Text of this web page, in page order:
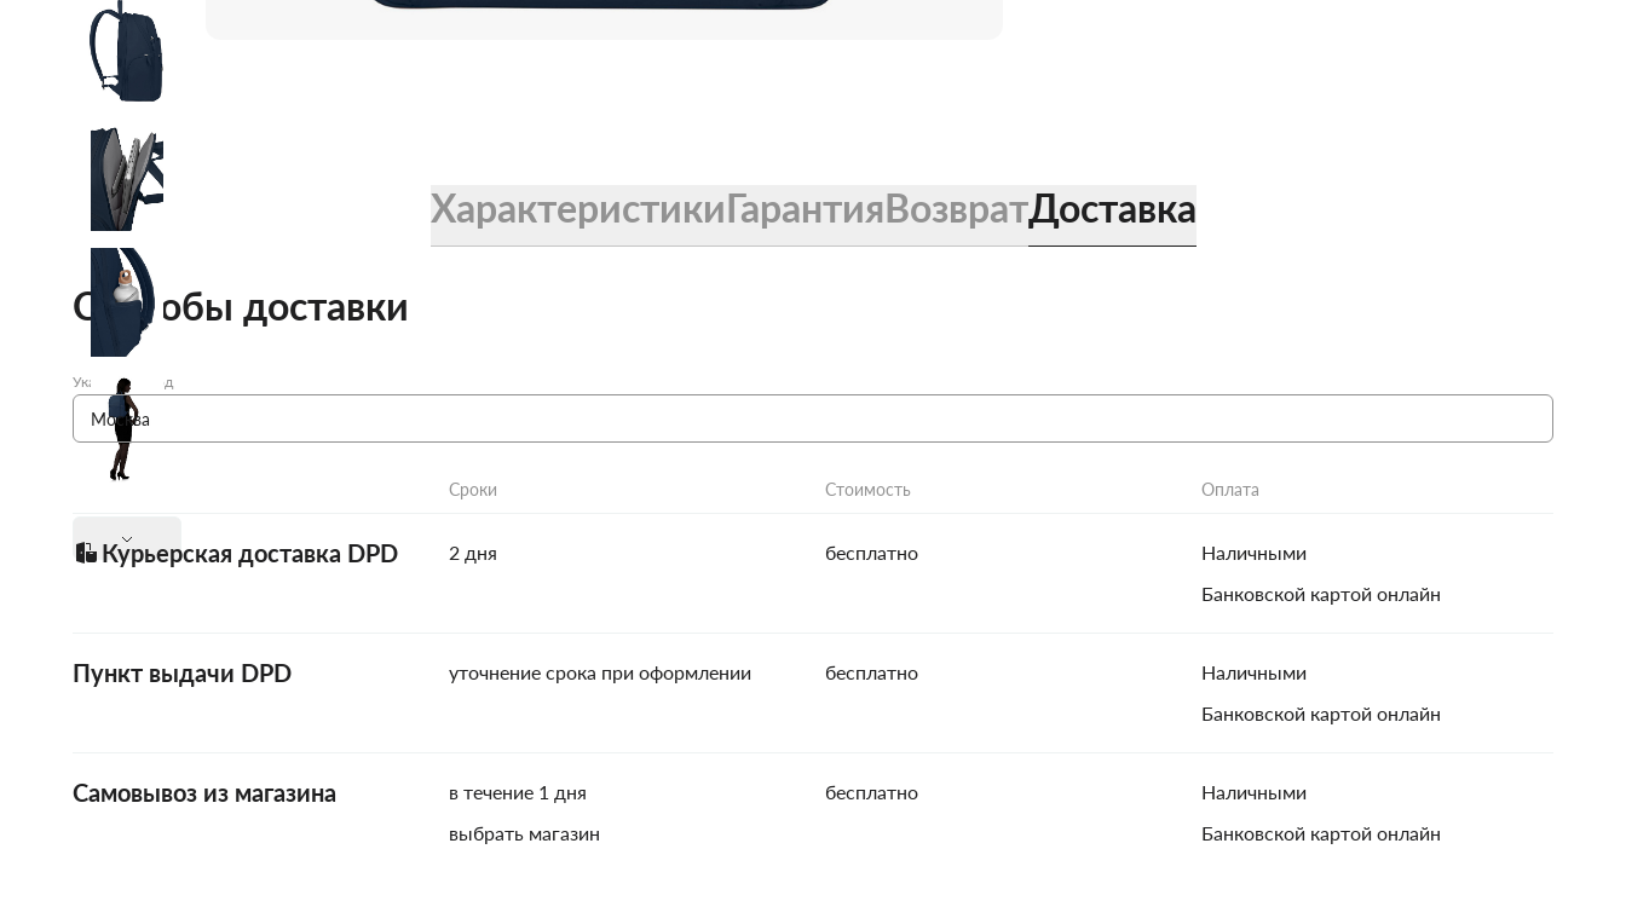
Купить подарочную карту
Женские зонты Doppler
Подарочная карта
ХарактеристикиГарантияВозвратДоставка
Способы доставки
Укажите город
Сроки Стоимость Оплата
Курьерская доставка DPD 2 дня бесплатно
Наличными
Банковской картой онлайн
Пункт выдачи DPD уточнение срока при оформлении бесплатно
Наличными
Банковской картой онлайн
Самовывоз из магазина
в течение 1 дня
выбрать магазин
бесплатно
Наличными
Банковской картой онлайн